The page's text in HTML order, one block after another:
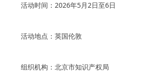
活动时间：2026年5月2日至6日
活动地点：英国伦敦
组织机构：北京市知识产权局